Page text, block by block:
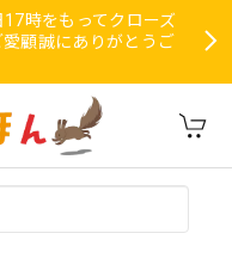
時をもってクローズ
顧誠にありがとうご